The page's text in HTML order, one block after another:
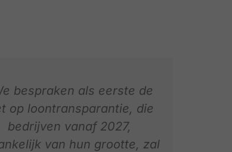
bespraken als eerste de
op loontransparantie, die
bedrijven vanaf 2027,
van hun grootte, zal